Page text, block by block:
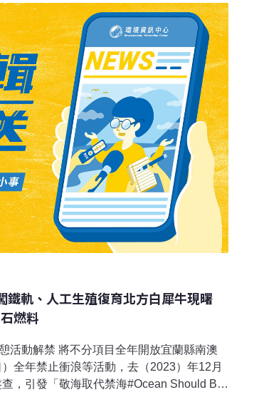
：「那時要弄到（公司生產的）種子和其
什麼也種不了，家裡人就沒有吃的。」所
像母親那樣使用有機肥料和當地的種子。
」種子。 它們可以耐受當地的氣候條件，
用農用化學品。「本土種子不容易遭受病
鐵軌、人工生殖復育北方白犀牛現曙
燃料
活動解禁 將不分項目全年開放宜蘭縣南澳
全年禁止衝浪等活動，去（2023）年12月
，引發「敬海取代禁海#Ocean Should Be